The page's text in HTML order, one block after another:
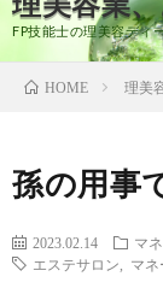
FP技能士の理美容ディ
HOME 理美
孫の用事
2023.02.14 マ
エステサロン
マネ